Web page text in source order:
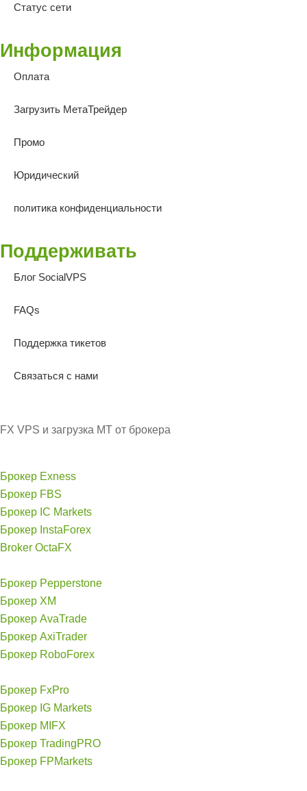
Статус сети
Информация
Оплата
Загрузить МетаТрейдер
Промо
Юридический
политика конфиденциальности
Поддерживать
Блог SocialVPS
FAQs
Поддержка тикетов
Связаться с нами
FX VPS и загрузка MT от брокера
Брокер Exness
Брокер FBS
Брокер IC Markets
Брокер InstaForex
Broker OctaFX
Брокер Pepperstone
Брокер XM
Брокер AvaTrade
Брокер AxiTrader
Брокер RoboForex
Брокер FxPro
Брокер IG Markets
Брокер MIFX
Брокер TradingPRO
Брокер FPMarkets